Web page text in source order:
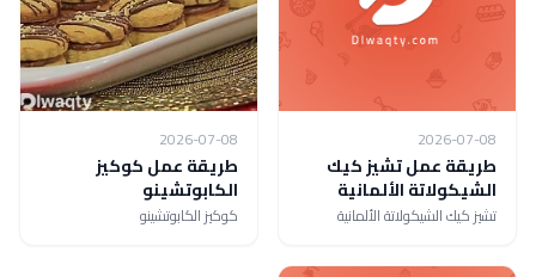
2026-07-08
طريقة عمل تشيز كيك
الشيكولاتة الألمانية
تشيز كيك الشيكولاتة الألمانية
2026-07-08
طريقة عمل كوكيز
الكابوتشينو
كوكيز الكابوتشينو